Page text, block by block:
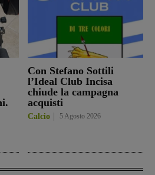
Con Stefano Sottili
l’Ideal Club Incisa
chiude la campagna
acquisti
Calcio 5 Agosto 2026